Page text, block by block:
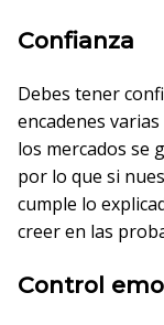
Confianza
Debes tener
encadenes
los mercados se
por lo que si
cumple lo
creer en las
Control